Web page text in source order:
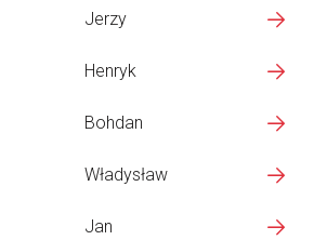
Jerzy
Henryk
Bohdan
Władysław
Jan